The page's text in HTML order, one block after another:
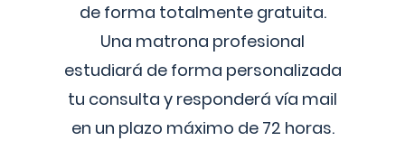
de forma totalmente gratuita.
Una matrona profesional
estudiará de forma personalizada
tu consulta y responderá vía mail
en un plazo máximo de 72 horas.